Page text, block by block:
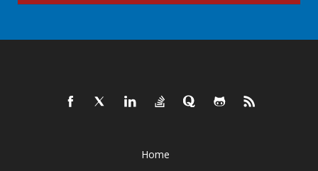
Home